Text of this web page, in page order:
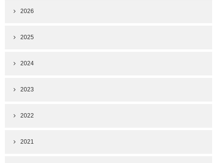
2026
2025
2024
2023
2022
2021